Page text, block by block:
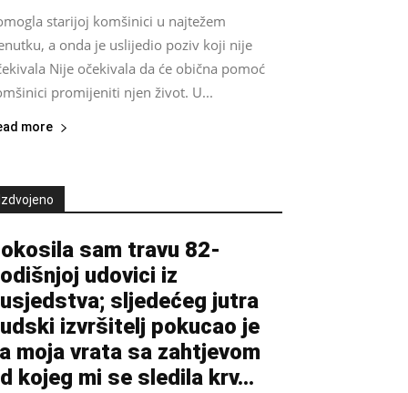
starijoj komšinici u najtežem
a onda je uslijedio poziv koji nije
Nije očekivala da će obična pomoć
promijeniti njen život. U...
more
sam travu 82-
udovici iz
sljedećeg jutra
izvršitelj pokucao je
moja vrata sa zahtjevom
kojeg mi se sledila krv...